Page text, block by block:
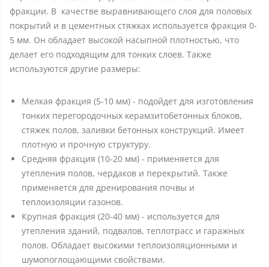
фракции. В качестве выравнивающего слоя для половых
покрытий и в цементных стяжках используется фракция 0-
5 мм. Он обладает высокой насыпной плотностью, что
делает его подходящим для тонких слоев. Также
используются другие размеры:
Мелкая фракция (5-10 мм) - подойдет для изготовления
тонких перегородочных керамзитобетонных блоков,
стяжек полов, заливки бетонных конструкций. Имеет
плотную и прочную структуру.
Средняя фракция (10-20 мм) - применяется для
утепления полов, чердаков и перекрытий. Также
применяется для дренирования почвы и
теплоизоляции газонов.
Крупная фракция (20-40 мм) - используется для
утепления зданий, подвалов, теплотрасс и гаражных
полов. Обладает высокими теплоизоляционными и
шумопоглощающими свойствами.